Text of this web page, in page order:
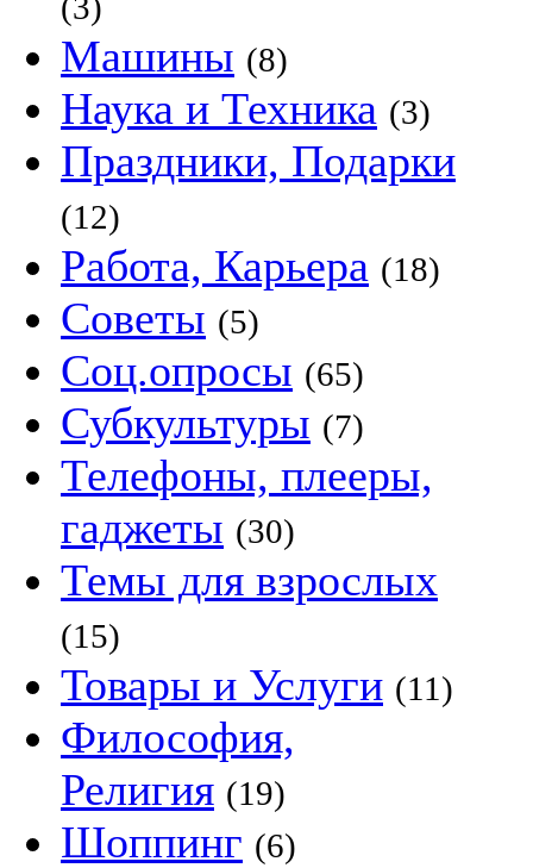
Машины (8)
Наука и Техника (3)
Праздники, Подарки
(12)
Работа, Карьера (18)
Советы (5)
Соц.опросы (65)
Субкультуры (7)
Телефоны, плееры,
гаджеты (30)
Темы для взрослых
(15)
Товары и Услуги (11)
Философия,
Религия (19)
Шоппинг (6)